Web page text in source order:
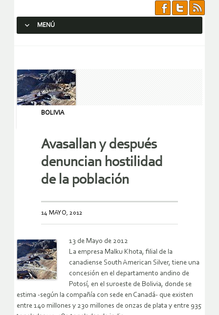
MENÚ
BOLIVIA
Avasallan y después
denuncian hostilidad
de la población
14 MAYO, 2012
13 de Mayo de 2012
La empresa Malku Khota, filial de la
canadiense South American Silver, tiene una
concesión en el departamento andino de
Potosí, en el suroeste de Bolivia, donde se
estima -según la compañía con sede en Canadá- que existen
entre 140 millones y 230 millones de onzas de plata y entre 935